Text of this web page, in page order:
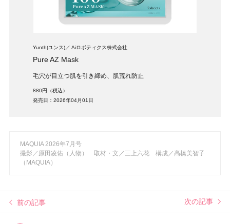
Yunth(ユンス) Aiロボティクス株式会社
Pure AZ Mask
⽑⽳が⽬⽴つ肌を引き締め、肌荒れ防⽌
880円（税込）
発売日：2026年04月01日
MAQUIA 2026年7月号
撮影／原田凌佑（人物） 取材・文／三上六花 構成／髙橋美智子
（MAQUIA）
前の記事 次の記事